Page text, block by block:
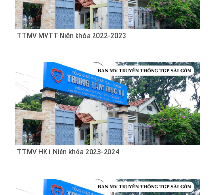
TTMV MVTT Niên khóa 2022-2023
TTMV HK1 Niên khóa 2023-2024